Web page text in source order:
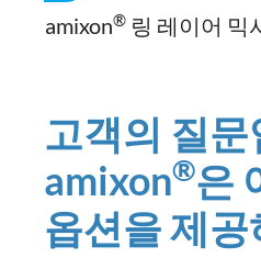
amixon® 링 레이어 믹
고객의 질
amixon®은
옵션을 제공